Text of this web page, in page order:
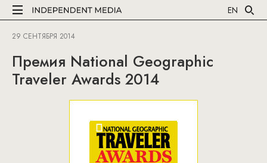
EN
29 СЕНТЯБРЯ 2014
Премия National Geographic
Traveler Awards 2014